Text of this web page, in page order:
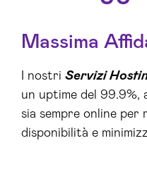
Massima
I nostri Servizi
un uptime del 99.9%,
sia sempre online per
disponibilità e